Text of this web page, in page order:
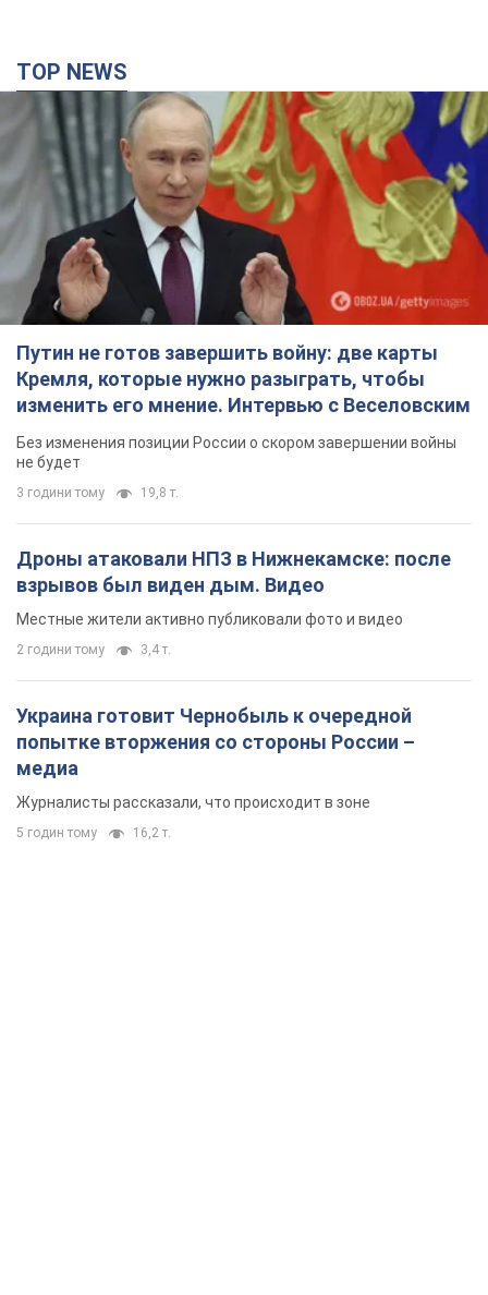
TOP NEWS
Путин не готов завершить войну: две карты
Кремля, которые нужно разыграть, чтобы
изменить его мнение. Интервью с Веселовским
Без изменения позиции России о скором завершении войны
не будет
3 години тому 19,8 т.
Дроны атаковали НПЗ в Нижнекамске: после
взрывов был виден дым. Видео
Местные жители активно публиковали фото и видео
2 години тому 3,4 т.
Украина готовит Чернобыль к очередной
попытке вторжения со стороны России –
медиа
Журналисты рассказали, что происходит в зоне
5 годин тому 16,2 т.